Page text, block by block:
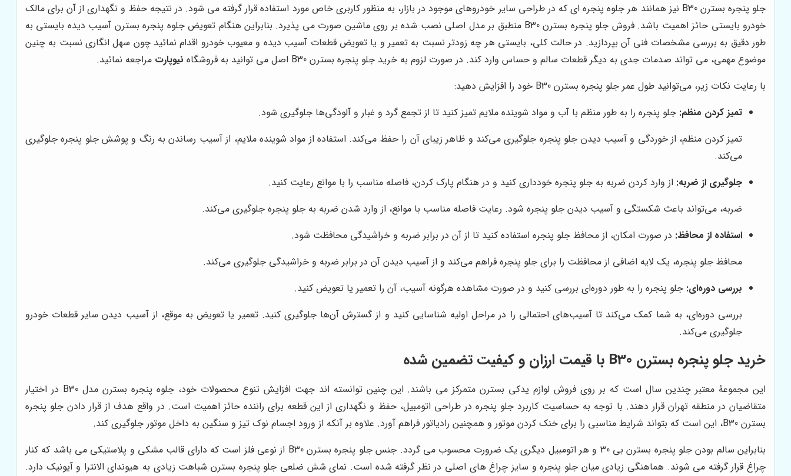
جلو پنجره بسترن B30 نیز همانند هر جلوه پنجره ای که در طراحی سایر خودروهای موجود در بازار، به منظور کاربری خاص مورد استفاده قرار گرفته می شود. در نتیجه حفظ و نگهداری از آن برای مالک
خودرو بایستی حائز اهمیت باشد. فروش جلو پنجره بسترن B30 منطبق بر مدل اصلی نصب شده بر روی ماشین صورت می پذیرد. بنابراین هنگام تعویض جلوه پنجره بسترن آسیب دیده بایستی به
طور دقیق به بررسی مشخصات فنی آن بپردازید. در حالت کلی، بایستی هر چه زودتر نسبت به تعمیر و یا تعویض قطعات آسیب دیده و معیوب خودرو اقدام نمائید چون سهل انگاری نسبت به چنین
موضوع مهمی، می تواند صدمات جدی به دیگر قطعات سالم و حساس وارد کند. در صورت لزوم به خرید جلو پنجره بسترن B30 اصل می توانید به فروشگاه
نیوپارت مراجعه نمائید.
با رعایت نکات زیر، می‌توانید طول عمر جلو پنجره بسترن B30 خود را افزایش دهید:
تمیز کردن منظم: جلو پنجره را به طور منظم با آب و مواد شوینده ملایم تمیز کنید تا از تجمع گرد و غبار و آلودگی‌ها جلوگیری شود.
تمیز کردن منظم، از خوردگی و آسیب دیدن جلو پنجره جلوگیری می‌کند و ظاهر زیبای آن را حفظ می‌کند. استفاده از مواد شوینده ملایم، از آسیب رساندن به رنگ و پوشش جلو پنجره جلوگیری
می‌کند.
جلوگیری از ضربه: از وارد کردن ضربه به جلو پنجره خودداری کنید و در هنگام پارک کردن، فاصله مناسب را با موانع رعایت کنید.
ضربه، می‌تواند باعث شکستگی و آسیب دیدن جلو پنجره شود. رعایت فاصله مناسب با موانع، از وارد شدن ضربه به جلو پنجره جلوگیری می‌کند.
استفاده از محافظ: در صورت امکان، از محافظ جلو پنجره استفاده کنید تا از آن در برابر ضربه و خراشیدگی محافظت شود.
محافظ جلو پنجره، یک لایه اضافی از محافظت را برای جلو پنجره فراهم می‌کند و از آسیب دیدن آن در برابر ضربه و خراشیدگی جلوگیری می‌کند.
بررسی دوره‌ای: جلو پنجره را به طور دوره‌ای بررسی کنید و در صورت مشاهده هرگونه آسیب، آن را تعمیر یا تعویض کنید.
بررسی دوره‌ای، به شما کمک می‌کند تا آسیب‌های احتمالی را در مراحل اولیه شناسایی کنید و از گسترش آن‌ها جلوگیری کنید. تعمیر یا تعویض به موقع، از آسیب دیدن سایر قطعات خودرو
جلوگیری می‌کند.
خرید جلو پنجره بسترن B30 با قیمت ارزان و کیفیت تضمین شده
این مجموعۀ معتبر چندین سال است که بر روی فروش لوازم یدکی بسترن متمرکز می باشند. این چنین توانسته اند جهت افزایش تنوع محصولات خود، جلوه پنجره بسترن مدل B30 در اختیار
متقاضیان در منطقه تهران قرار دهند. با توجه به حساسیت کاربرد جلو پنجره در طراحی اتومبیل، حفظ و نگهداری از این قطعه برای راننده حائز اهمیت است. در واقع هدف از قرار دادن جلو پنجره
بسترن B30، این است که بتواند شرایط مناسبی را برای خنک کردن موتور و همچنین رادیاتور فراهم آورد. علاوه بر آنکه از ورود اجسام نوک تیز و سنگین به داخل موتور جلوگیری کند.
بنابراین سالم بودن جلو پنجره بسترن بی 30 و هر اتومبیل دیگری یک ضرورت محسوب می گردد. جنس جلو پنجره بسترن B30 از نوعی فلز است که دارای قالب مشکی و پلاستیکی می باشد که کنار
چراغ قرار گرفته می شوند. هماهنگی زیادی میان جلو پنجره و سایز چراغ های اصلی در نظر گرفته شده است. نمای شش ضلعی جلو پنجره بسترن شباهت زیادی به هیوندای الانترا و آیونیک دارد.